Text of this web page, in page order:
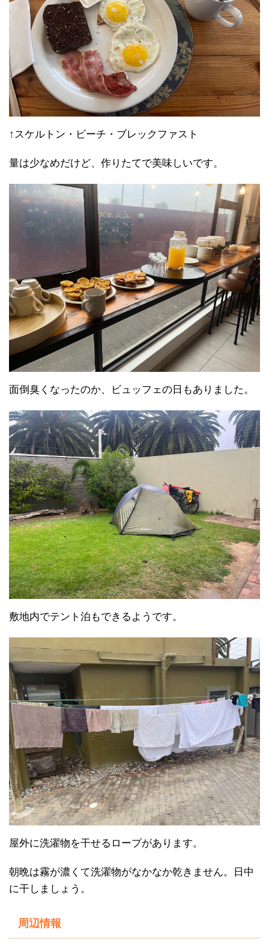
↑スケルトン・ビーチ・ブレックファスト
量は少なめだけど、作りたてで美味しいです。
面倒臭くなったのか、ビュッフェの日もありました。
敷地内でテント泊もできるようです。
屋外に洗濯物を干せるロープがあります。
朝晩は霧が濃くて洗濯物がなかなか乾きません。日中
に干しましょう。
周辺情報